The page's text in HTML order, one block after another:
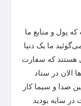
پول و منابع ما
ما یک دنیا
هستند که سفارت
الان در ستاد
صدا و سیما کار
سایه بودید